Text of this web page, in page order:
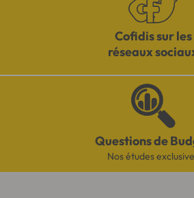
Cofidis sur les
réseaux
Questions de
Nos études